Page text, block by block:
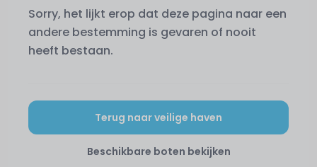
Sorry, het lijkt erop dat deze pagina naar een
andere bestemming is gevaren of nooit
heeft bestaan.
Terug naar veilige haven
Beschikbare boten bekijken